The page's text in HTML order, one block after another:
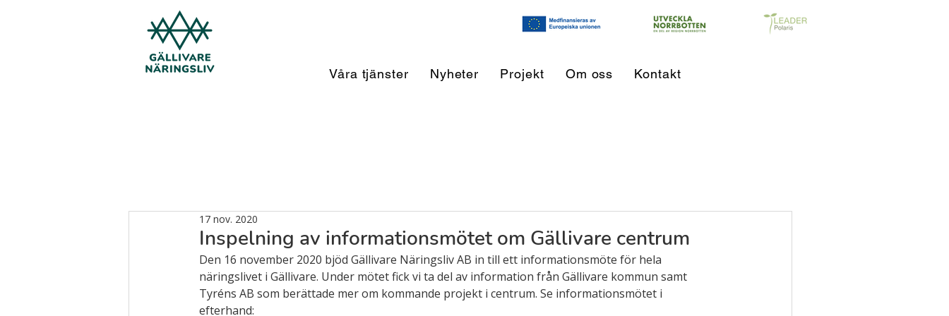
Våra tjänster Nyheter Projekt Om oss Kontakt
Inspelning av informationsmötet om Gällivare centrum
17 nov. 2020
Den 16 november 2020 bjöd Gällivare Näringsliv AB in till ett informationsmöte för hela
näringslivet i Gällivare. Under mötet fick vi ta del av information från Gällivare kommun samt
Tyréns AB som berättade mer om kommande projekt i centrum. Se informationsmötet i
efterhand: